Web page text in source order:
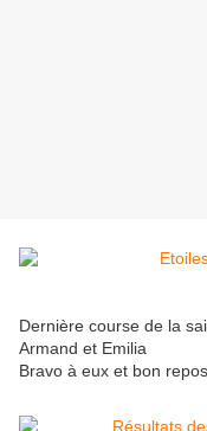
Dernière course de la
Armand et Emilia
Bravo à eux et bon repos